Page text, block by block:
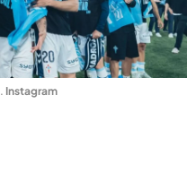
. Instagram